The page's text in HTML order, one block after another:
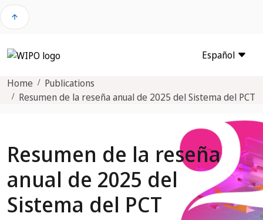
arrow_upward
Español
Home
Publications
Resumen de la reseña anual de 2025 del Sistema del PCT
Resumen de la reseña
anual de 2025 del
Sistema del PCT